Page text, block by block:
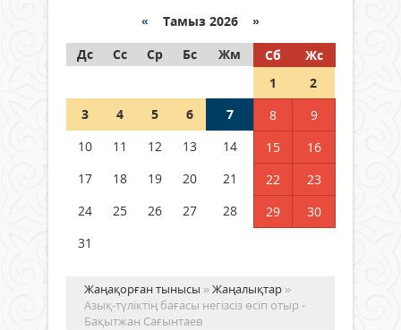
граждане Казахстана,
05 тамыз 2026 ж. 134
Шетелде жүрген Қазақстан
азаматтары қалай дауыс бере
« Тамыз 2026 »
Дс
Сс Ср Бс Жм Сб
Жс
1
2
3
4 5 6 7 8
9
10
11 12 13 14 15
16
17
18 19 20 21 22
23
24
25 26 27 28 29
30
31
Жаңақорған тынысы »Жаңалықтар »
Азық-түліктің бағасы негізсіз өсіп отыр -
Бақытжан Сағынтаев